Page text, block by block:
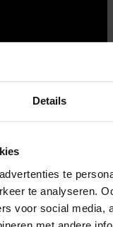
Details
te
te analyseren.
voor social media,